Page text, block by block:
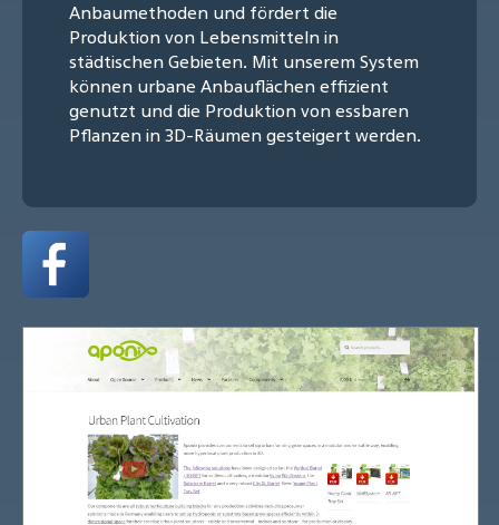
Anbaumethoden und fördert die
Produktion von Lebensmitteln in
städtischen Gebieten. Mit unserem System
können urbane Anbauflächen effizient
genutzt und die Produktion von essbaren
Pflanzen in 3D-Räumen gesteigert werden.